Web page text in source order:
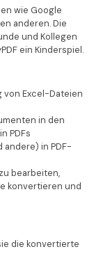
wie Google
anderen. Die
und Kollegen
ein Kinderspiel.
von Excel-Dateien
in den
PDFs
andere) in PDF-
bearbeiten,
konvertieren und
die konvertierte